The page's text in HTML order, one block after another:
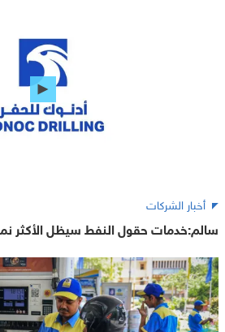
أخبار الشركات
سالم:خدمات حقول النفط سيظل الأكثر